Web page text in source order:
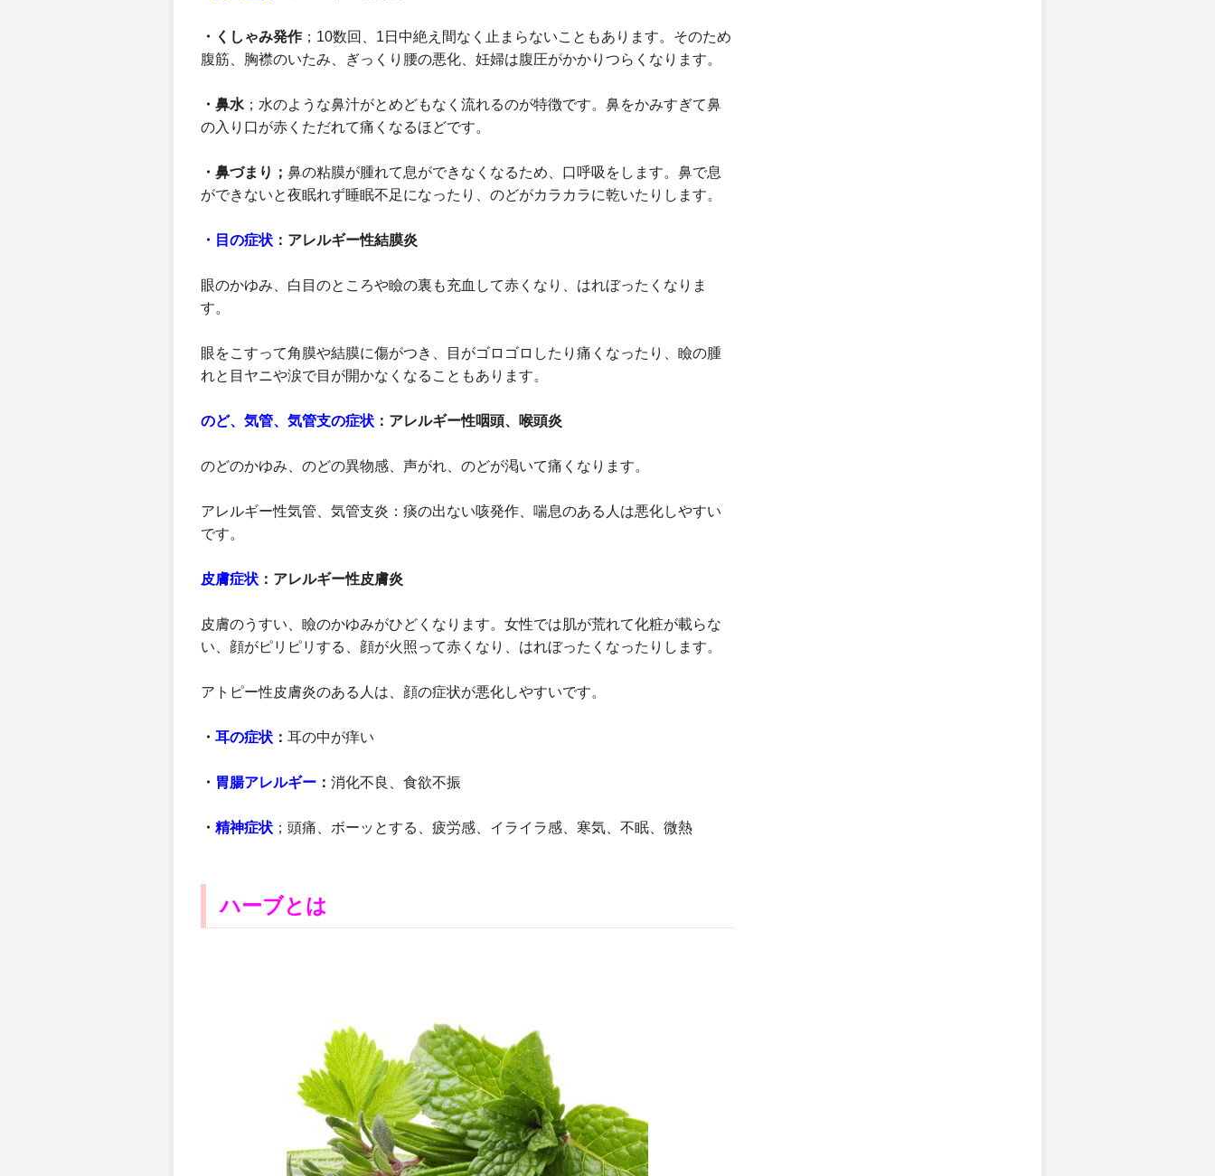
・くしゃみ発作；10数回、1日中絶え間なく止まらないこともあります。そのため
腹筋、胸襟のいたみ、ぎっくり腰の悪化、妊婦は腹圧がかかりつらくなります。
・鼻水 ；水のような鼻汁がとめどもなく流れるのが特徴です。鼻をかみすぎて鼻
の入り口が赤くただれて痛くなるほどです。
・鼻づまり； 鼻の粘膜が腫れて息ができなくなるため、口呼吸をします。鼻で息
ができないと夜眠れず睡眠不足になったり、のどがカラカラに乾いたりします。
・目の症状 ：アレルギー性結膜炎
眼のかゆみ、白目のところや瞼の裏も充血して赤くなり、はれぼったくなりま
す。
眼をこすって角膜や結膜に傷がつき、目がゴロゴロしたり痛くなったり、瞼の腫
れと目ヤニや涙で目が開かなくなることもあります。
のど、気管、気管支の症状 ：アレルギー性咽頭、喉頭炎
のどのかゆみ、のどの異物感、声がれ、のどが渇いて痛くなります。
アレルギー性気管、気管支炎：痰の出ない咳発作、喘息のある人は悪化しやすい
です。
皮膚症状 ：アレルギー性皮膚炎
皮膚のうすい、瞼のかゆみがひどくなります。女性では肌が荒れて化粧が載らな
い、顔がピリピリする、顔が火照って赤くなり、はれぼったくなったりします。
アトピー性皮膚炎のある人は、顔の症状が悪化しやすいです。
・ 耳の症状 ： 耳の中が痒い
・ 胃腸アレルギー ： 消化不良、食欲不振
・ 精神症状 ；頭痛、ボーッとする、疲労感、イライラ感、寒気、不眠、微熱
ハーブとは